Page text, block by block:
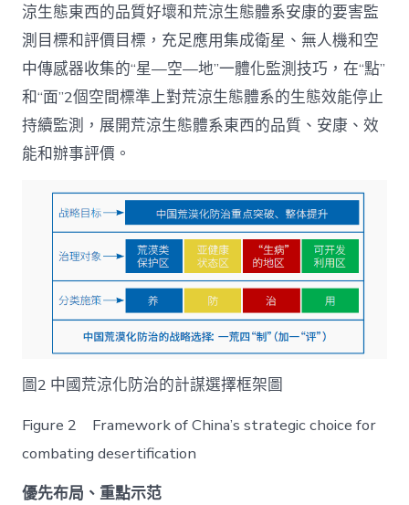
涼生態東西的品質好壞和荒涼生態體系安康的要害監
測目標和評價目標，充足應用集成衛星、無人機和空
中傳感器收集的“星—空—地”一體化監測技巧，在“點”
和“面”2個空間標準上對荒涼生態體系的生態效能停止
持續監測，展開荒涼生態體系東西的品質、安康、效
能和辦事評價。
圖2 中國荒涼化防治的計謀選擇框架圖
Figure 2 Framework of China’s strategic choice for
combating desertification
優先布局、重點示范